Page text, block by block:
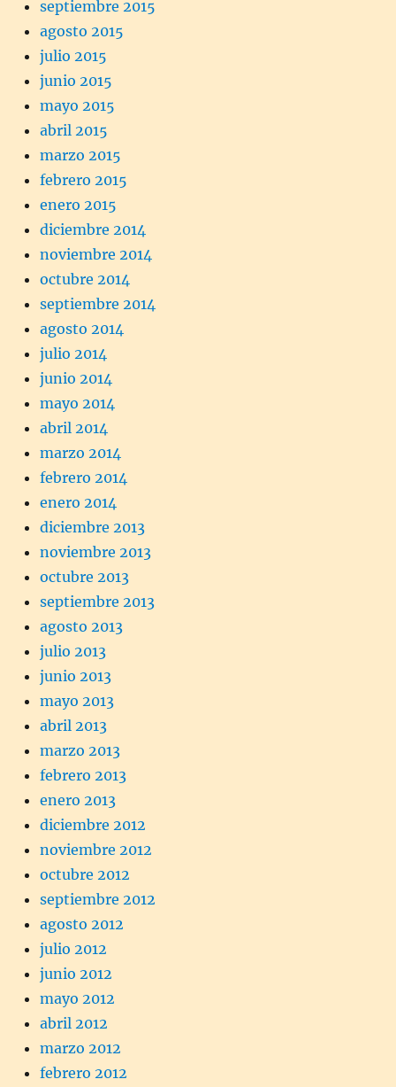
septiembre 2015
agosto 2015
julio 2015
junio 2015
mayo 2015
abril 2015
marzo 2015
febrero 2015
enero 2015
diciembre 2014
noviembre 2014
octubre 2014
septiembre 2014
agosto 2014
julio 2014
junio 2014
mayo 2014
abril 2014
marzo 2014
febrero 2014
enero 2014
diciembre 2013
noviembre 2013
octubre 2013
septiembre 2013
agosto 2013
julio 2013
junio 2013
mayo 2013
abril 2013
marzo 2013
febrero 2013
enero 2013
diciembre 2012
noviembre 2012
octubre 2012
septiembre 2012
agosto 2012
julio 2012
junio 2012
mayo 2012
abril 2012
marzo 2012
febrero 2012